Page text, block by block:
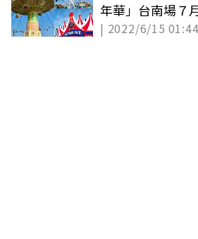
年華」台南場７
樂設施
| 2022/6/15